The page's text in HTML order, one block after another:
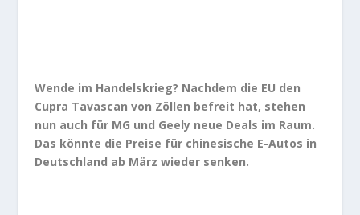
Wende im Handelskrieg? Nachdem die EU den
Cupra Tavascan von Zöllen befreit hat, stehen
nun auch für MG und Geely neue Deals im Raum.
Das könnte die Preise für chinesische E-Autos in
Deutschland ab März wieder senken.